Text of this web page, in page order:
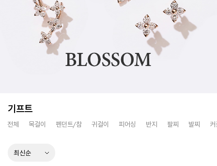
기프트
전체 목걸이 펜던트/참 귀걸이 피어싱 반지 팔찌 발찌